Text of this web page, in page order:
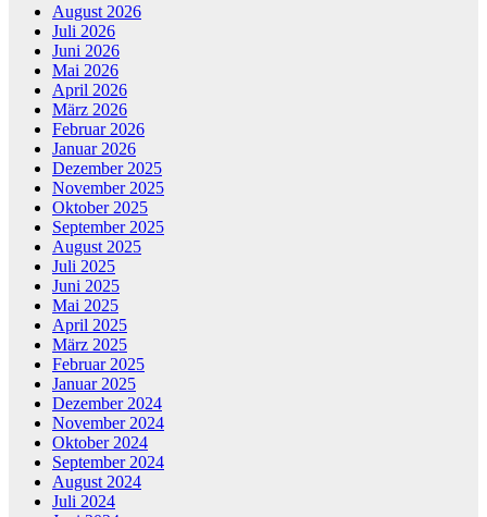
August 2026
Juli 2026
Juni 2026
Mai 2026
April 2026
März 2026
Februar 2026
Januar 2026
Dezember 2025
November 2025
Oktober 2025
September 2025
August 2025
Juli 2025
Juni 2025
Mai 2025
April 2025
März 2025
Februar 2025
Januar 2025
Dezember 2024
November 2024
Oktober 2024
September 2024
August 2024
Juli 2024